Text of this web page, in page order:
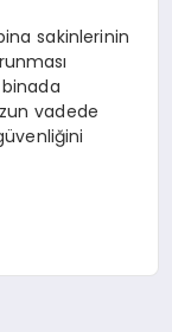
sakinlerinin
vadede